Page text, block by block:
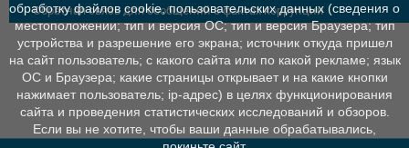
Обратная связь для сообщений о фактах коррупции
обработку файлов cookie, пользовательских данных (сведения о
местоположении; тип и версия ОС; тип и версия Браузера; тип
устройства и разрешение его экрана; источник откуда пришел
на сайт пользователь; с какого сайта или по какой рекламе; язык
ОС и Браузера; какие страницы открывает и на какие кнопки
нажимает пользователь; ip-адрес) в целях функционирования
сайта и проведения статистических исследований и обзоров.
Если вы не хотите, чтобы ваши данные обрабатывались,